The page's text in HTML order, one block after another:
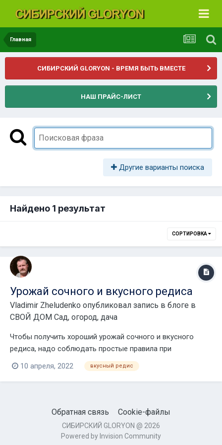
Главная
СИБИРСКИЙ GLORYON - ВРЕМЯ БЫТЬ ВМЕСТЕ
НАШ ПРАЙС-ЛИСТ
Другие варианты поиска
Найдено 1 результат
СОРТИРОВКА
Урожай сочного и вкусного редиса
Vladimir Zheludenko опубликовал запись в блоге в
СВОЙ ДОМ Сад, огород, дача
Чтобы получить хороший урожай сочного и вкусного
редиса, надо соблюдать простые правила при
выращивании. Дело в том, что достаточно часто
неопытные огородники допускают три ошибки во время
работы на грядках, которые приводят к
для этого использ...
10 апреля, 2022 вкусный редис
Обратная связь Cookie-файлы
СИБИРСКИЙ GLORYON @ 2026
Powered by Invision Community